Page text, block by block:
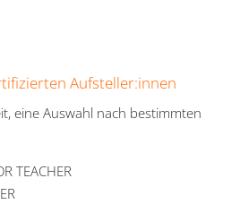
Aufsteller:innen
eine Auswahl nach bestimmten
TEACHER